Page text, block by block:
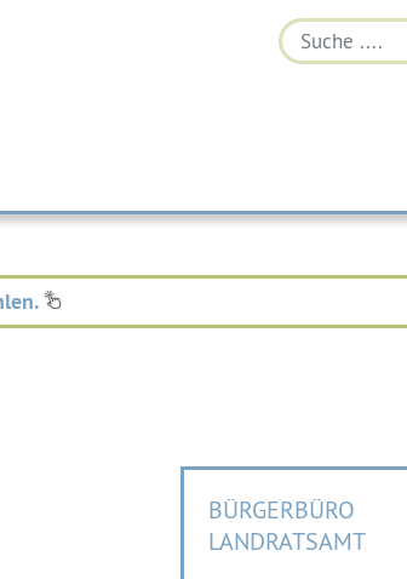
BÜRGERBÜRO
LANDRATSAMT